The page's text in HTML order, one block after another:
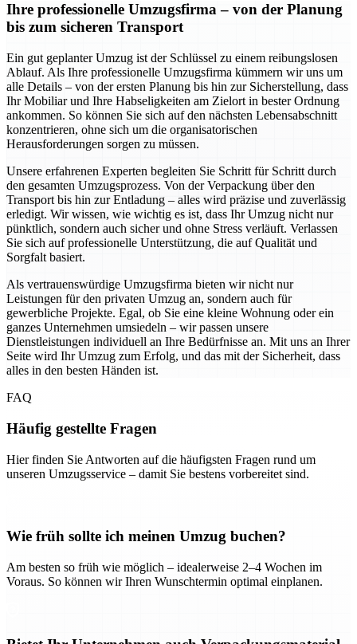
Ihre professionelle Umzugsfirma – von der Planung
bis zum sicheren Transport
Ein gut geplanter Umzug ist der Schlüssel zu einem reibungslosen
Ablauf. Als Ihre professionelle Umzugsfirma kümmern wir uns um
alle Details – von der ersten Planung bis hin zur Sicherstellung, dass
Ihr Mobiliar und Ihre Habseligkeiten am Zielort in bester Ordnung
ankommen. So können Sie sich auf den nächsten Lebensabschnitt
konzentrieren, ohne sich um die organisatorischen
Herausforderungen sorgen zu müssen.
Unsere erfahrenen Experten begleiten Sie Schritt für Schritt durch
den gesamten Umzugsprozess. Von der Verpackung über den
Transport bis hin zur Entladung – alles wird präzise und zuverlässig
erledigt. Wir wissen, wie wichtig es ist, dass Ihr Umzug nicht nur
pünktlich, sondern auch sicher und ohne Stress verläuft. Verlassen
Sie sich auf professionelle Unterstützung, die auf Qualität und
Sorgfalt basiert.
Als vertrauenswürdige Umzugsfirma bieten wir nicht nur
Leistungen für den privaten Umzug an, sondern auch für
gewerbliche Projekte. Egal, ob Sie eine kleine Wohnung oder ein
ganzes Unternehmen umsiedeln – wir passen unsere
Dienstleistungen individuell an Ihre Bedürfnisse an. Mit uns an Ihrer
Seite wird Ihr Umzug zum Erfolg, und das mit der Sicherheit, dass
alles in den besten Händen ist.
FAQ
Häufig gestellte Fragen
Hier finden Sie Antworten auf die häufigsten Fragen rund um
unseren Umzugsservice – damit Sie bestens vorbereitet sind.
Wie früh sollte ich meinen Umzug buchen?
Am besten so früh wie möglich – idealerweise 2–4 Wochen im
Voraus. So können wir Ihren Wunschtermin optimal einplanen.